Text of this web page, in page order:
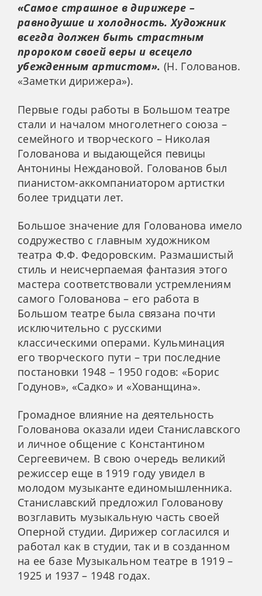
«Самое страшное в дирижере –
равнодушие и холодность. Художник
всегда должен быть страстным
пророком своей веры и всецело
убежденным артистом». (Н. Голованов.
«Заметки дирижера»).
Первые годы работы в Большом театре
стали и началом многолетнего союза –
семейного и творческого – Николая
Голованова и выдающейся певицы
Антонины Неждановой. Голованов был
пианистом-аккомпаниатором артистки
более тридцати лет.
Большое значение для Голованова имело
содружество с главным художником
театра Ф.Ф. Федоровским. Размашистый
стиль и неисчерпаемая фантазия этого
мастера соответствовали устремлениям
самого Голованова – его работа в
Большом театре была связана почти
исключительно с русскими
классическими операми. Кульминация
его творческого пути – три последние
постановки 1948 – 1950 годов: «Борис
Годунов», «Садко» и «Хованщина».
Громадное влияние на деятельность
Голованова оказали идеи Станиславского
и личное общение с Константином
Сергеевичем. В свою очередь великий
режиссер еще в 1919 году увидел в
молодом музыканте единомышленника.
Станиславский предложил Голованову
возглавить музыкальную часть своей
Оперной студии. Дирижер согласился и
работал как в студии, так и в созданном
на ее базе Музыкальном театре в 1919 –
1925 и 1937 – 1948 годах.